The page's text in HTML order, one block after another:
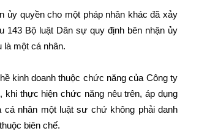
ủy quyền cho một pháp nhân khác đã xảy
143 Bộ luật Dân sự quy định bên nhận ủy
là một cá nhân.
kinh doanh thuộc chức năng của Công ty
khi thực hiện chức năng nêu trên, áp dụng
nhân một luật sư chứ không phải danh
biên chế.